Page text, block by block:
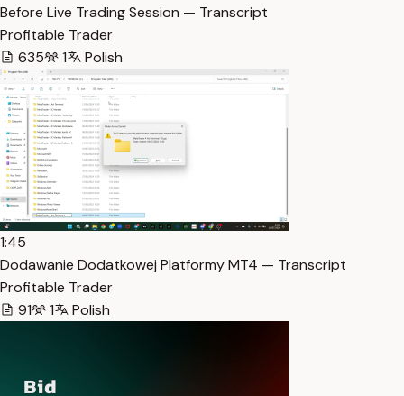
Before Live Trading Session — Transcript
Profitable Trader
635
1 Polish
1:45
Dodawanie Dodatkowej Platformy MT4 — Transcript
Profitable Trader
91
1 Polish